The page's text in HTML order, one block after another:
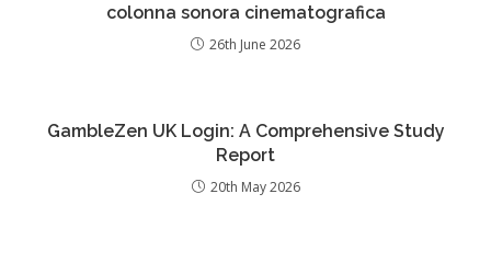
colonna sonora cinematografica
26th June 2026
GambleZen UK Login: A Comprehensive Study
Report
20th May 2026